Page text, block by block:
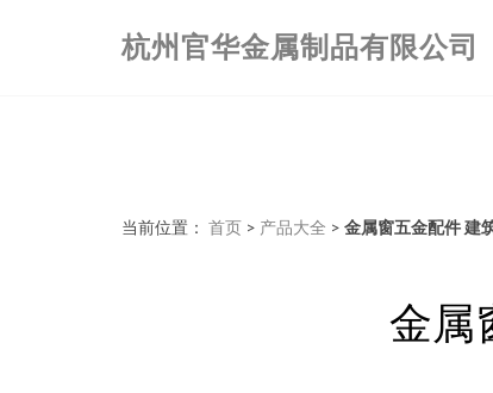
杭州官华金属制品有限公司
当前位置： 首页 > 产品大全 > 金属窗五金配件 建
金属